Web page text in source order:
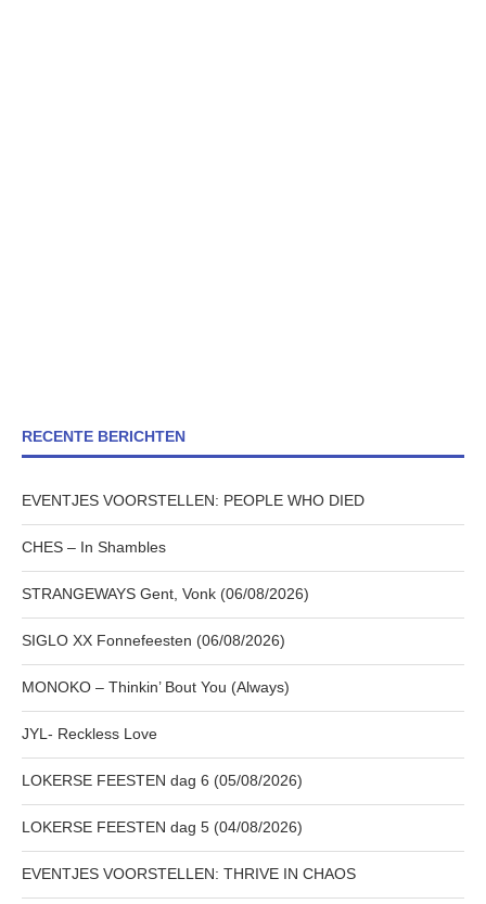
RECENTE BERICHTEN
EVENTJES VOORSTELLEN: PEOPLE WHO DIED
CHES – In Shambles
STRANGEWAYS Gent, Vonk (06/08/2026)
SIGLO XX Fonnefeesten (06/08/2026)
MONOKO – Thinkin’ Bout You (Always)
JYL- Reckless Love
LOKERSE FEESTEN dag 6 (05/08/2026)
LOKERSE FEESTEN dag 5 (04/08/2026)
EVENTJES VOORSTELLEN: THRIVE IN CHAOS